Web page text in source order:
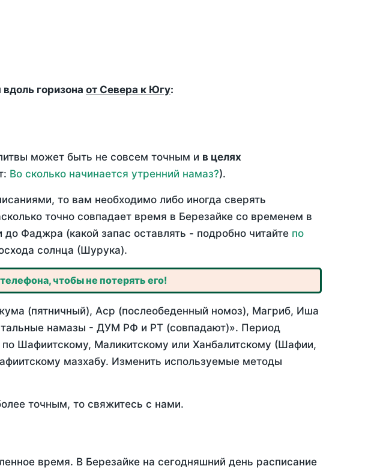
горизона от Севера к Югу:
может быть не совсем точным и в целях
Во сколько начинается утренний намаз?).
то вам необходимо либо иногда сверять
точно совпадает время в Березайке со временем в
Фаджра (какой запас оставлять - подробно читайте по
солнца (Шурука).
чтобы не потерять его!
(пятничный), Аср (послеобеденный номоз), Магриб, Иша
намазы - ДУМ РФ и РТ (совпадают)». Период
Шафиитскому, Маликитскому или Ханбалитскому (Шафии,
мазхабу. Изменить используемые методы
точным, то свяжитесь с нами.
время. В Березайке на сегодняшний день расписание